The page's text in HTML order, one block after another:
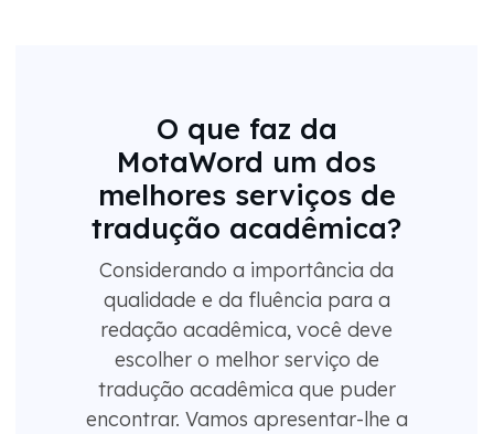
O que faz da
MotaWord um dos
melhores serviços de
tradução acadêmica?
Considerando a importância da
qualidade e da fluência para a
redação acadêmica, você deve
escolher o melhor serviço de
tradução acadêmica que puder
encontrar. Vamos apresentar-lhe a